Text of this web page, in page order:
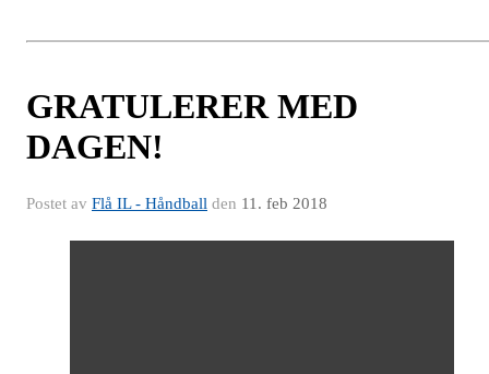
GRATULERER MED
DAGEN!
Postet av Flå IL - Håndball den 11. feb 2018